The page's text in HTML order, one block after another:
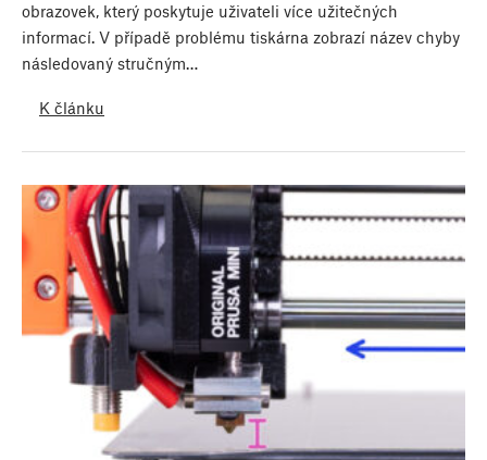
obrazovek, který poskytuje uživateli více užitečných
informací. V případě problému tiskárna zobrazí název chyby
následovaný stručným…
K článku